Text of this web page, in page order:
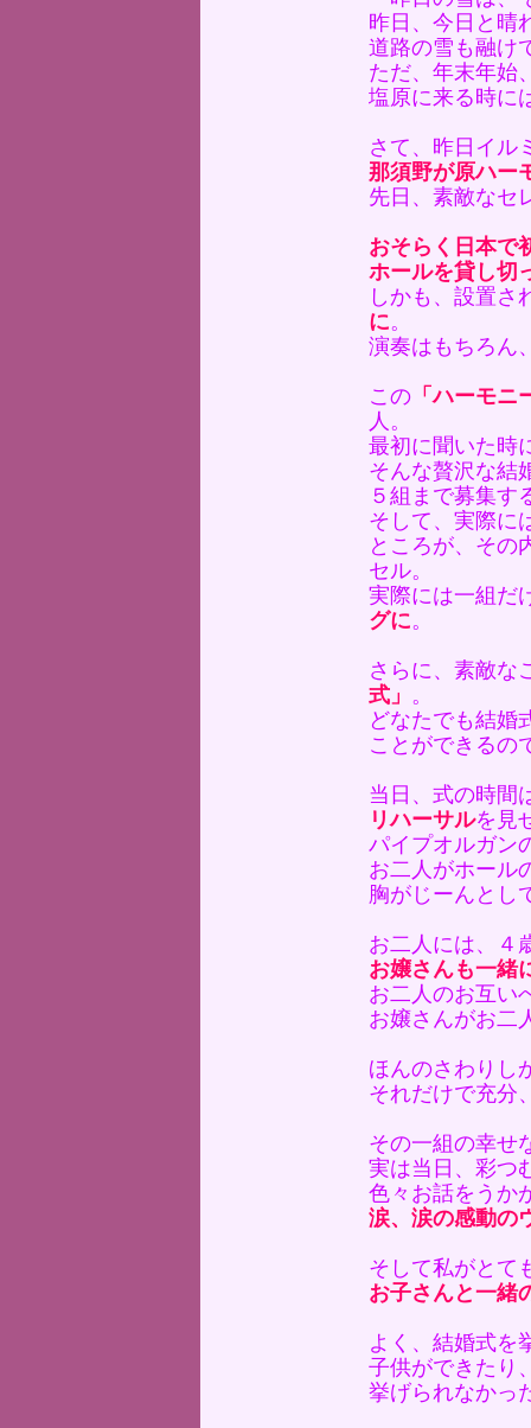
昨日、今日と晴
道路の雪も融け
ただ、年末年始
塩原に来る時に
さて、昨日イル
那須野が原ハー
先日、素敵なセ
おそらく日本で
ホールを貸し切
しかも、設置さ
に。
演奏はもちろん
この 「ハーモ
人。
最初に聞いた時
そんな贅沢な結
５組まで募集す
そして、実際に
ところが、その
セル。
実際には一組だ
グに。
さらに、素敵な
式」 。
どなたでも結婚
ことができるの
当日、式の時間
リハーサルを見
パイプオルガン
お二人がホール
胸がじーんとし
お二人には、４
お嬢さんも一緒
お二人のお互い
お嬢さんがお二
ほんのさわりし
それだけで充分
その一組の幸せ
実は当日、彩つ
色々お話をうか
涙、涙の感動の
そして私がとて
お子さんと一緒
よく、結婚式を
子供ができたり
挙げられなかっ